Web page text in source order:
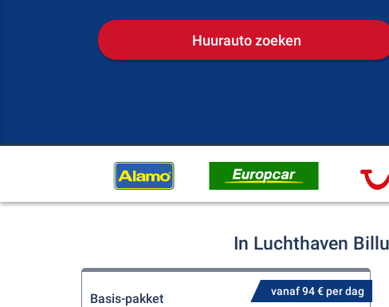
Huurauto zoeken
In Luchthaven
vanaf 94 € per dag
Basis-pakket